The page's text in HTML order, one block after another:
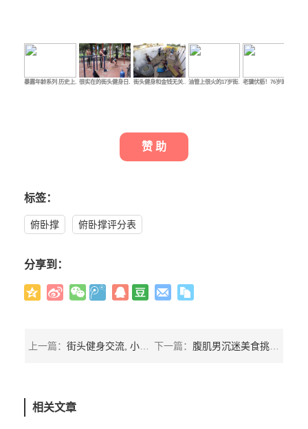
暴露年龄系列 历史上…很实在的街头健身日…街头健身和金钱无关…油管上很火的17岁街…老骥伏枥！76岁的乌…
赞 助
标签：
俯卧撑 俯卧撑评分表
分享到：
上一篇： 街头健身交流, 小伙Ashqelon的精彩表现 下一篇： 腹肌男沉迷美食挑战，求网友养胖100磅后就减肥，他能瘦下来吗？
相关文章